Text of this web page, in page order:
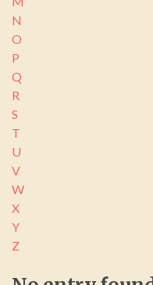
N
O
P
Q
R
S
T
U
V
W
X
Y
Z